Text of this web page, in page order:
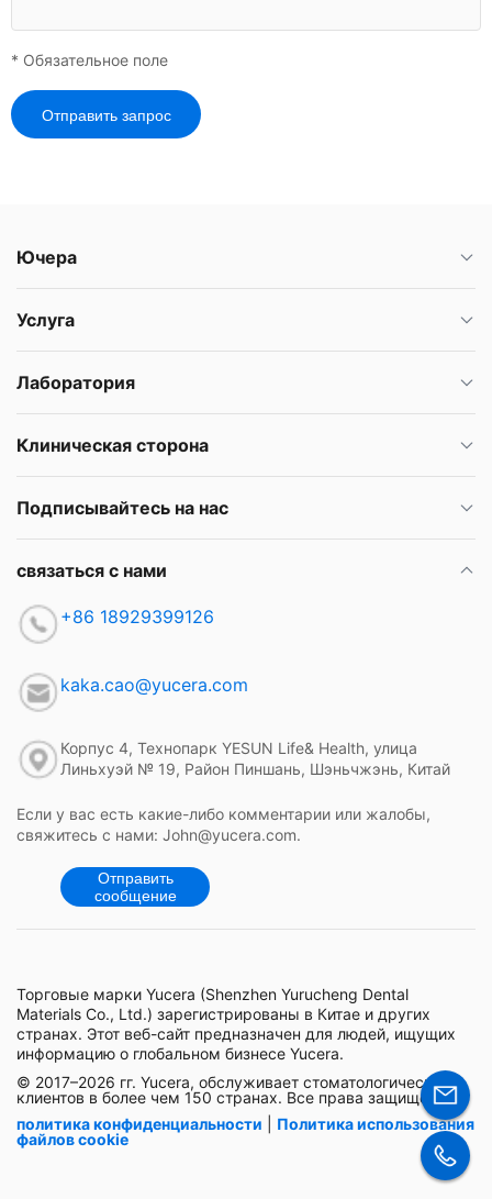
* Обязательное поле
Отправить запрос
Ючера
Услуга
Лаборатория
Клиническая сторона
Подписывайтесь на нас
связаться с нами
+86 18929399126
kaka.cao@yucera.com
Корпус 4, Технопарк YESUN Life& Health, улица
Линьхуэй № 19, Район Пиншань, Шэньчжэнь, Китай
Если у вас есть какие-либо комментарии или жалобы,
свяжитесь с нами: John@yucera.com.
Отправить
сообщение
Торговые марки Yucera (Shenzhen Yurucheng Dental
Materials Co., Ltd.) зарегистрированы в Китае и других
странах. Этот веб-сайт предназначен для людей, ищущих
информацию о глобальном бизнесе Yucera.
© 2017–2026 гг. Yucera, обслуживает стоматологических
клиентов в более чем 150 странах. Все права защищены.
политика конфиденциальности
Политика использования
файлов cookie